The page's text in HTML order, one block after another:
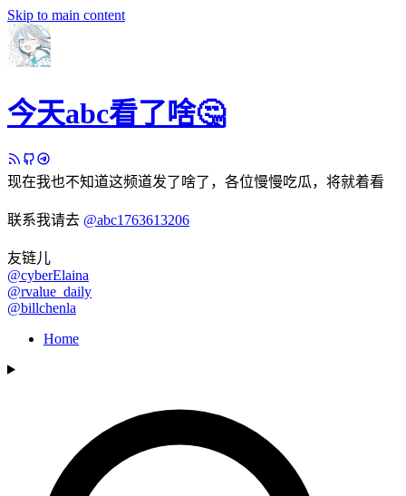
Skip to main content
今天abc看了啥🤔
现在我也不知道这频道发了啥了，各位慢慢吃瓜，将就着看
联系我请去 @abc1763613206
友链儿
@cyberElaina
@rvalue_daily
@billchenla
Home